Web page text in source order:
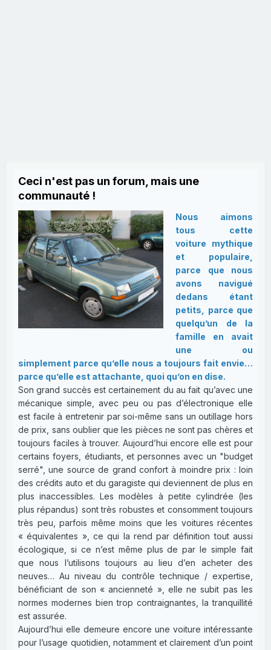
Ceci n'est pas un forum, mais une
communauté !
Nous aimons
tous cette
voiture mythique
et populaire,
parce que nous
avons navigué
dedans étant
petits, parce que
quelqu’un de la
famille en avait
une ou
simplement parce qu’elle nous a toujours fait envie…
parce qu’elle est attachante, quoi qu’on en dise.
Son grand succès est certainement du au fait qu’avec une
mécanique simple, avec peu ou pas d’électronique elle
est facile à entretenir par soi-même sans un outillage hors
de prix, sans oublier que les pièces ne sont pas chères et
toujours faciles à trouver. Aujourd’hui encore elle est pour
certains foyers, étudiants, et personnes avec un "budget
serré", une source de grand confort à moindre prix : loin
des crédits auto et du garagiste qui deviennent de plus en
plus inaccessibles. Les modèles à petite cylindrée (les
plus répandus) sont très robustes et consomment toujours
très peu, parfois même moins que les voitures récentes
« équivalentes », ce qui la rend par définition tout aussi
écologique, si ce n’est même plus de par le simple fait
que nous l’utilisons toujours au lieu d’en acheter des
neuves… Au niveau du contrôle technique / expertise,
bénéficiant de son « ancienneté », elle ne subit pas les
normes modernes bien trop contraignantes, la tranquillité
est assurée.
Aujourd’hui elle demeure encore une voiture intéressante
pour l’usage quotidien, notamment et clairement d’un point